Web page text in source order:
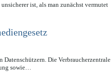
ist, als man zunächst vermutet
Die Verbraucherzentrale
sowie…